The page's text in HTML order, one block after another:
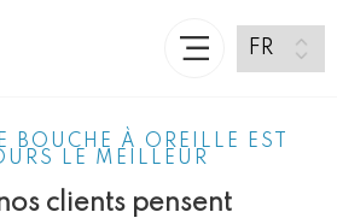
BOUCHE À OREILLE EST
LE MEILLEUR
clients pensent